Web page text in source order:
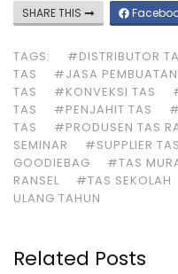
SHARE THIS
TAGS: #DISTRIBUTOR
TAS
#JASA
TAS
#KONVEKSI TAS
TAS
#PENJAHIT TAS
TAS
#PRODUSEN TAS
SEMINAR
#SUPPLIER TAS
GOODIEBAG
#TAS
RANSEL
#TAS SEKOLAH
ULANG TAHUN
Related Posts